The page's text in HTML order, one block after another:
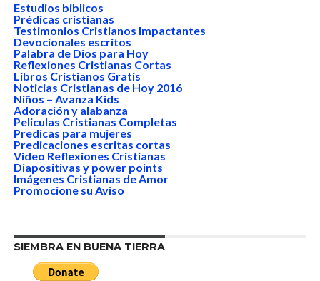
Estudios biblicos
Prédicas cristianas
Testimonios Cristianos Impactantes
Devocionales escritos
Palabra de Dios para Hoy
Reflexiones Cristianas Cortas
Libros Cristianos Gratis
Noticias Cristianas de Hoy 2016
Niños – Avanza Kids
Adoración y alabanza
Peliculas Cristianas Completas
Predicas para mujeres
Predicaciones escritas cortas
Video Reflexiones Cristianas
Diapositivas y power points
Imágenes Cristianas de Amor
Promocione su Aviso
SIEMBRA EN BUENA TIERRA